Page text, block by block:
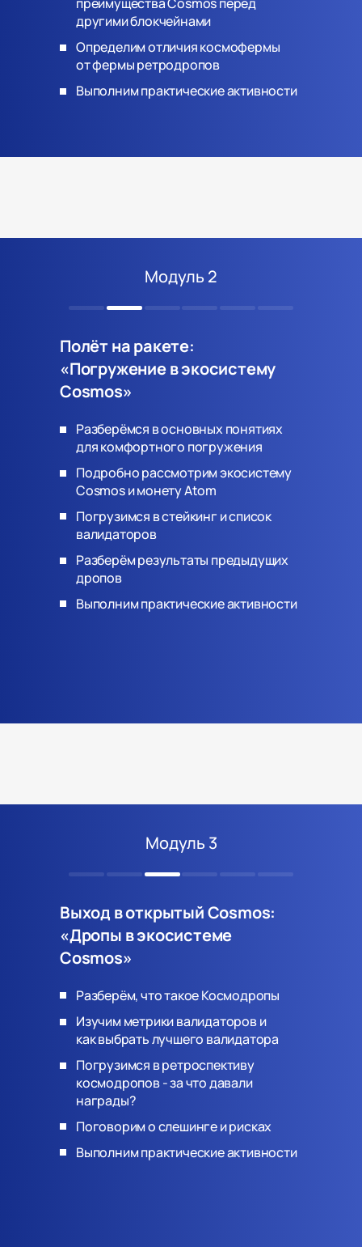
другими блокчейнами
Определим отличия космофермы
от фермы ретродропов
Выполним практические активности
Погрузимся в стейкинг и список
валидаторов
Разберём результаты предыдущих
дропов
Модуль 2
Разберёмся в основных понятиях
для комфортного погружения
Подробно рассмотрим экосистему
Cosmos и монету Atom
Выполним практические активности
Полёт на ракете:
«Погружение в экосистему
Cosmos»
Выход в открытый Cosmos:
«Дропы в экосистеме
Cosmos»
Погрузимся в ретроспективу
космодропов - за что давали
награды?
Поговорим о слешинге и рисках
Модуль 3
Разберём, что такое Космодропы
Изучим метрики валидаторов и
как выбрать лучшего валидатора
Выполним практические активности